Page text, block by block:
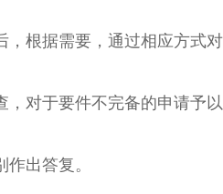
根据需要，通过相应方式
对于要件不完备的申请予以
出答复。